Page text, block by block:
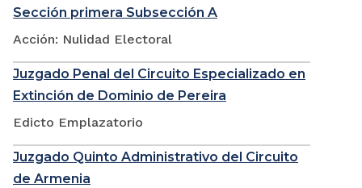
Sección primera Subsección A
Acción: Nulidad Electoral
Juzgado Penal del Circuito Especializado en
Extinción de Dominio de Pereira
Edicto Emplazatorio
Juzgado Quinto Administrativo del Circuito
de Armenia